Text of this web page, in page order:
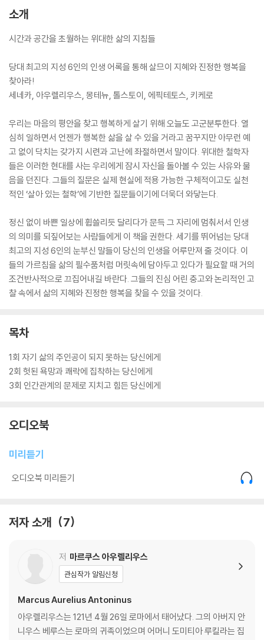
소개
시간과 공간을 초월하는 위대한 삶의 지침들
당대 최고의 지성 6인의 인생 어록을 통해 살므이 지혜와 진정한 행복을
찾아라!
세네카, 아우렐리우스, 몽테뉴, 톨스토이, 에픽테토스, 키케로
우리는 마음의 평안을 찾고 행복하게 살기 위해 오늘도 고군분투한다. 열
심히 일하면서 언젠가 행복한 삶을 살 수 있을 거라고 꿈꾸지만 아무런 예
고 없이 닥치는 갖가지 시련과 고난에 좌절하면서 말이다. 위대한 철학자
들은 이러한 현대를 사는 우리에게 잠시 자신을 돌아볼 수 있는 사유와 물
음을 던진다. 그들의 질문은 실제 현실에 적용 가능한 구체적이고도 실천
적인 ‘살아 있는 철학’에 기반한 질문들이기에 더욱더 와닿는다.
정신 없이 바쁜 일상에 휩쓸리듯 달리다가 문득 그 자리에 멈춰서서 인생
의 의미를 되짚어보는 사람들에게 이 책을 권한다. 세기를 뛰어넘는 당대
최고의 지성 6인의 눈부신 말들이 당신의 인생을 어루만져 줄 것이다. 이
들의 가르침을 삶의 필수품처럼 머릿속에 담아두고 있다가 필요할 때 거의
조건반사적으로 끄집어내길 바란다. 그들의 진심 어린 충고와 논리적인 고
찰 속에서 삶의 지혜와 진정한 행복을 찾을 수 있을 것이다.
목차
1회 자기 삶의 주인공이 되지 못하는 당신에게
2회 헛된 욕망과 쾌락에 집착하는 당신에게
3회 인간관계의 문제로 지치고 힘든 당신에게
오디오북
미리듣기
오디오북 미리듣기
저자 소개 7
저 마르쿠스 아우렐리우스
관심작가 알림신청
Marcus Aurelius Antoninus
아우렐리우스는 121년 4월 26일 로마에서 태어났다. 그의 아버지 안
니우스 베루스는 로마의 귀족이었으며 어머니 도미티아 루킬라는 집